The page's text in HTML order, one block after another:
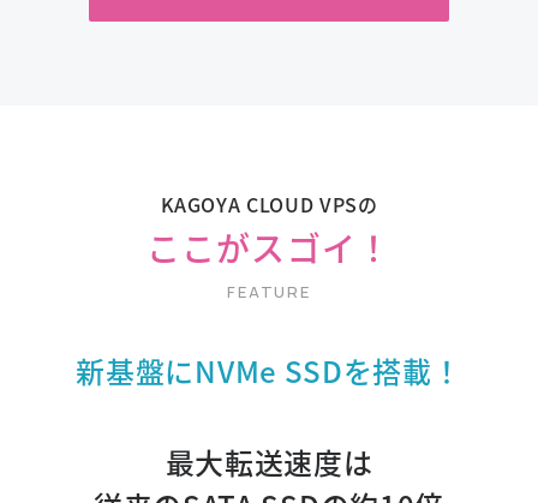
KAGOYA CLOUD VPSの
ここがスゴイ！
新基盤にNVMe SSDを搭載！
最大転送速度は